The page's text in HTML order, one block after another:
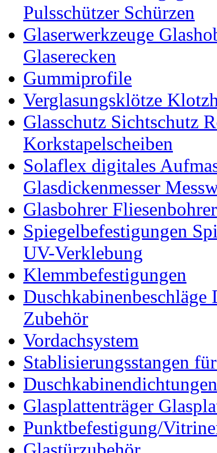
Pulsschützer Schürzen
Glaserwerkzeuge
Glaserecken
Gummiprofile
Verglasungsklötze
Glasschutz Sichtschutz
Korkstapelscheiben
Solaflex digitales
Glasdickenmesser
Glasbohrer
Spiegelbefestigungen
UV-Verklebung
Klemmbefestigungen
Zubehör
Vordachsystem
Stablisierungsstangen
Duschkabinendichtungen
Glasplattenträger
Punktbefestigung/